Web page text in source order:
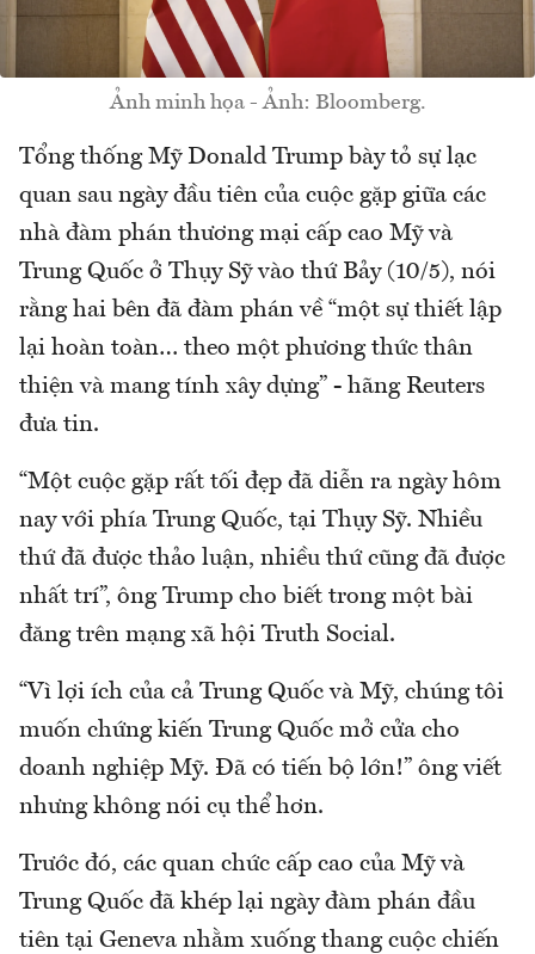
Ảnh minh họa - Ảnh: Bloomberg.
Tổng thống Mỹ Donald Trump bày tỏ sự lạc
quan sau ngày đầu tiên của cuộc gặp giữa các
nhà đàm phán thương mại cấp cao Mỹ và
Trung Quốc ở Thụy Sỹ vào thứ Bảy (10/5), nói
rằng hai bên đã đàm phán về “một sự thiết lập
lại hoàn toàn… theo một phương thức thân
thiện và mang tính xây dựng” - hãng Reuters
đưa tin.
“Một cuộc gặp rất tối đẹp đã diễn ra ngày hôm
nay với phía Trung Quốc, tại Thụy Sỹ. Nhiều
thứ đã được thảo luận, nhiều thứ cũng đã được
nhất trí”, ông Trump cho biết trong một bài
đăng trên mạng xã hội Truth Social.
“Vì lợi ích của cả Trung Quốc và Mỹ, chúng tôi
muốn chứng kiến Trung Quốc mở cửa cho
doanh nghiệp Mỹ. Đã có tiến bộ lớn!” ông viết
nhưng không nói cụ thể hơn.
Trước đó, các quan chức cấp cao của Mỹ và
Trung Quốc đã khép lại ngày đàm phán đầu
tiên tại Geneva nhằm xuống thang cuộc chiến